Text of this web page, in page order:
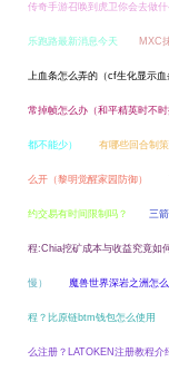
传奇手游召唤到虎卫你会去做什
乐跑路最新消息今天 MXC
上血条怎么弄的（cf生化显示血
常掉帧怎么办（和平精英时不时
都不能少） 有哪些回合制
么开（黎明觉醒家园防御）
约交易有时间限制吗？ 三
程:Chia挖矿成本与收益究竟如
慢） 魔兽世界深岩之洲怎
程？比原链btm钱包怎么使用
么注册？LATOKEN注册教程介